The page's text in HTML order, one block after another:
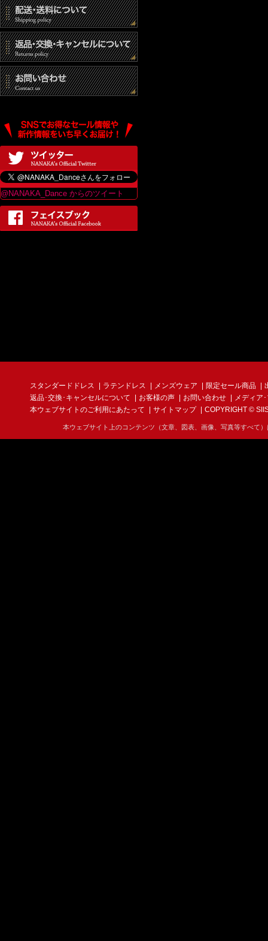
@NANAKA_Dance からのツイート
スタンダードドレス ラテンドレス メンズウェア 限定セール商品
返品･交換･キャンセルについて
お客様の声 お問い合わせ
メディア
本ウェブサイトのご利用にあたって
サイトマップ COPYRIGHT ©
本ウェブサイト上のコンテンツ（文章、図表、画像、写真等すべて